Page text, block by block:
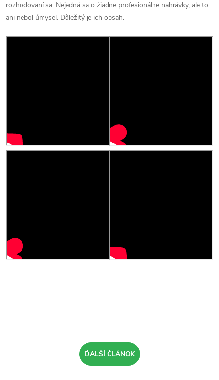
rozhodovaní sa. Nejedná sa o žiadne profesionálne nahrávky, ale to
ani nebol úmysel. Dôležitý je ich obsah.
ĎALŠÍ ČLÁNOK